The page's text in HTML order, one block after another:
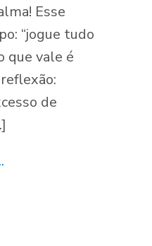
Esse
“jogue tudo
que vale é
reflexão:
de